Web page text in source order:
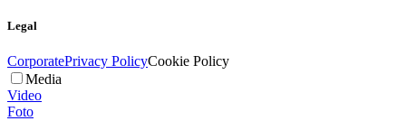
Legal
CorporatePrivacy PolicyCookie Policy
Media
Video
Foto